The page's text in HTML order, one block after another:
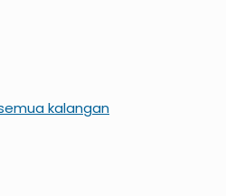
kalangan